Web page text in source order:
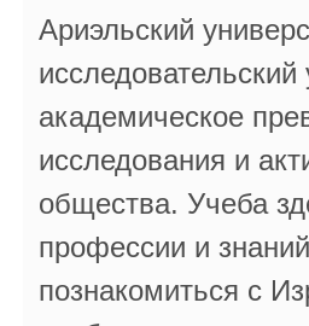
Ариэльский
исследовательский
академическое
исследования и
общества. Учеба
профессии и
познакомиться с